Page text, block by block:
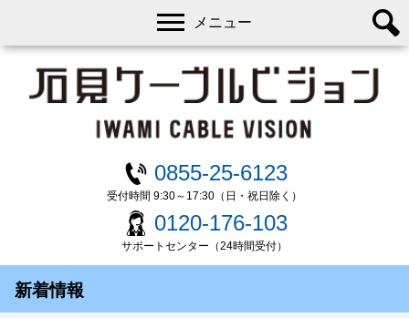
0855-25-6123
受付時間 9:30～17:30（日・祝日除く）
0120-176-103
サポートセンター（24時間受付）
メニュー
新着情報